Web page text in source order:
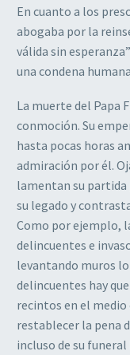
En cuanto a los
abogaba por la
válida sin
una condena
La muerte del Papa
conmoción. Su
hasta pocas horas
admiración por él.
lamentan su
su legado y
Como por ejemplo,
delincuentes e
levantando muros
delincuentes hay
recintos en el medio
restablecer la pena
incluso de su